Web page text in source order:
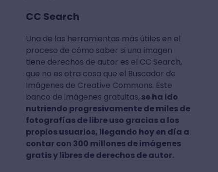
CC Search
Una de las herramientas más útiles en el
proceso de cómo saber si una imagen
tiene derechos de autor es el CC Search,
que no es otra cosa que el Buscador de
Imágenes de Creative Commons. Este
banco de imágenes gratuitas, se ha ido
nutriendo progresivamente de miles de
fotografías de libre uso gracias a los
propios usuarios, llegando hoy en día a
contar con 300 millones de imágenes
gratis y libres de derechos de autor.